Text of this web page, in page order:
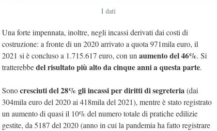
I dati
Una forte impennata, inoltre, negli incassi derivati dai costi di
costruzione: a fronte di un 2020 arrivato a quota 971mila euro, il
2021 si è concluso a 1.715.617 euro, con unaumento del 46%. Si
tratterebbedel risultato più alto da cinque anni a questa parte.
Sonocresciuti del 28% gli incassi per diritti di segreteria(dai
304mila euro del 2020 ai 418mila del 2021), mentre è stato registrato
un aumento di quasi il 10% del numero totale di pratiche edilizie
gestite, da 5187 del 2020 (anno in cui la pandemia ha fatto registrare